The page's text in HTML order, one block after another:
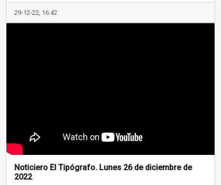
29-12-22, 16:42
Noticiero El Tipógrafo. Lunes 26 de diciembre de
2022